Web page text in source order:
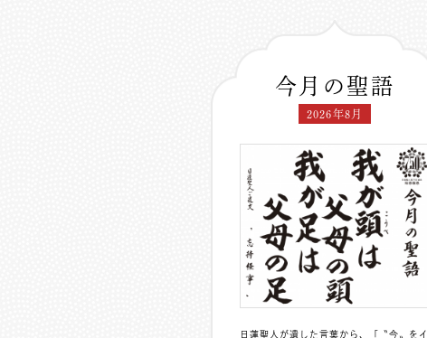
今月の聖語
2026年8月
日蓮聖人が遺した言葉から、「〝今〟をイ